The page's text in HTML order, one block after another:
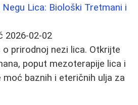
Lica: Biološki Tretmani i
2026-02-02
o prirodnoj nezi lica. Otkrijte
poput mezoterapije lica i
moć baznih i eteričnih ulja za